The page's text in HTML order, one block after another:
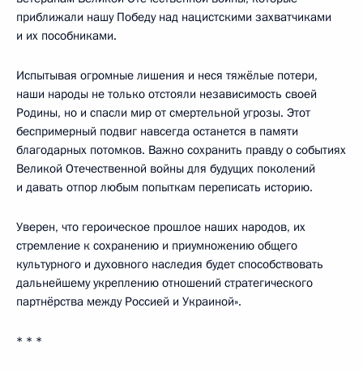
приближали нашу Победу над нацистскими захватчиками
и их пособниками.
Испытывая огромные лишения и неся тяжёлые потери,
наши народы не только отстояли независимость своей
Родины, но и спасли мир от смертельной угрозы. Этот
беспримерный подвиг навсегда останется в памяти
благодарных потомков. Важно сохранить правду о событиях
Великой Отечественной войны для будущих поколений
и давать отпор любым попыткам переписать историю.
Уверен, что героическое прошлое наших народов, их
стремление к сохранению и приумножению общего
культурного и духовного наследия будет способствовать
дальнейшему укреплению отношений стратегического
партнёрства между Россией и Украиной».
* * *